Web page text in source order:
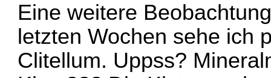
Eine weitere
letzten Wochen sehe ich
Clitellum. Uppss?